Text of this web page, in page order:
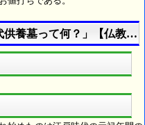
供養墓って何？」【仏教用